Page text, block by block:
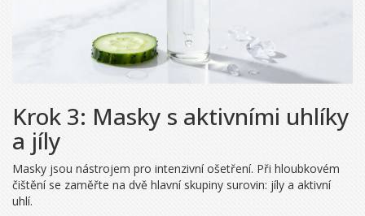
Krok 3: Masky s aktivními uhlíky
a jíly
Masky jsou nástrojem pro intenzivní ošetření. Při hloubkovém
čištění se zaměřte na dvě hlavní skupiny surovin: jíly a aktivní
uhlí.